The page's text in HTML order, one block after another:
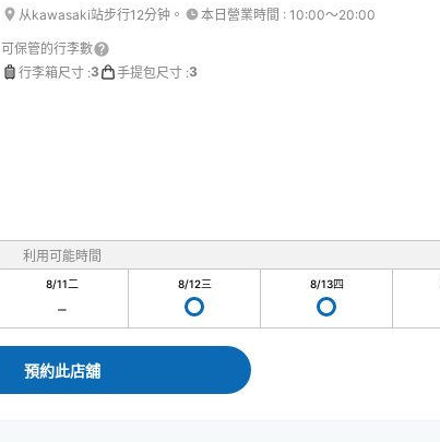
从kawasaki站步行12分钟。 本日營業時間 : 10:00〜20:00
可保管的行李數
行李箱尺寸 :3 手提包尺寸 :3
利用可能時間
8/11二 8/12三 8/13四
預約此店舖